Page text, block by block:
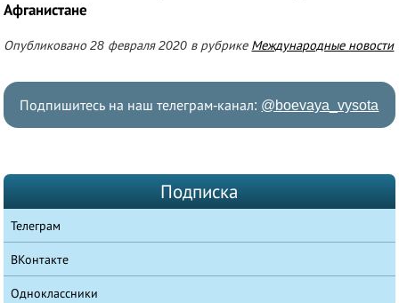
Афганистане
Опубликовано 28 февраля 2020 в рубрике Международные новости
Подпишитесь на наш телеграм-канал: @boevaya_vysota
Подписка
Телеграм
ВКонтакте
Одноклассники